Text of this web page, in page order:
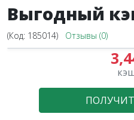
Выгодный
(Код: 185014) Отзывы (0)